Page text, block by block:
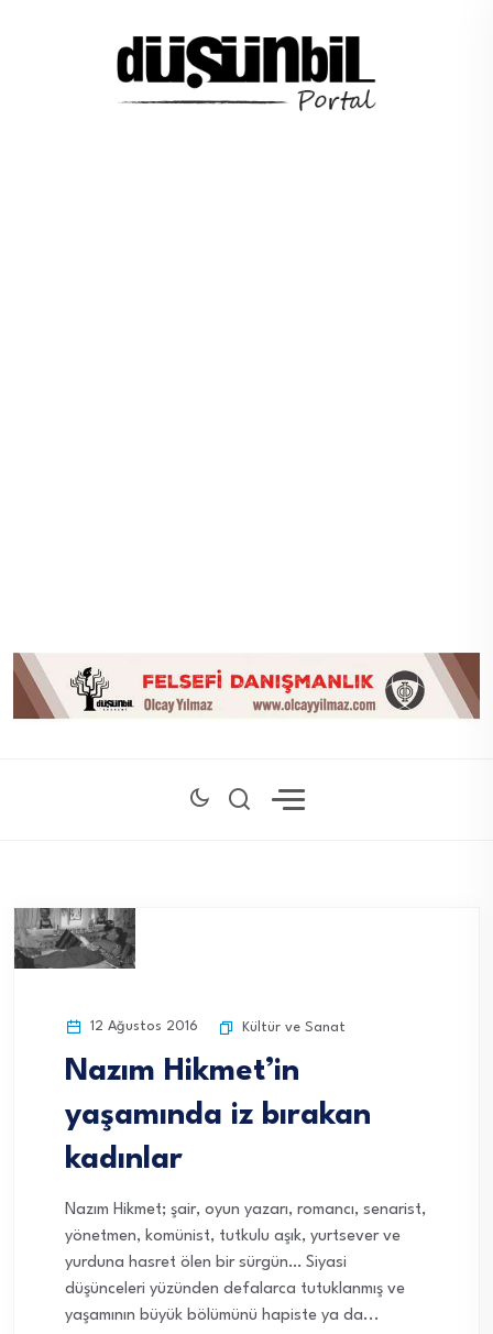
12 Ağustos 2016 Kültür ve Sanat
Nazım Hikmet’in
yaşamında iz bırakan
kadınlar
Nazım Hikmet; şair, oyun yazarı, romancı, senarist,
yönetmen, komünist, tutkulu aşık, yurtsever ve
yurduna hasret ölen bir sürgün… Siyasi
düşünceleri yüzünden defalarca tutuklanmış ve
yaşamının büyük bölümünü hapiste ya da...